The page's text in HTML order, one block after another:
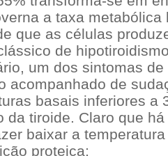
a taxa metabólica
que as células
de
um dos sintomas
acompanhado de
basais inferiores a
da tiroide. Claro que
baixar a
proteica;